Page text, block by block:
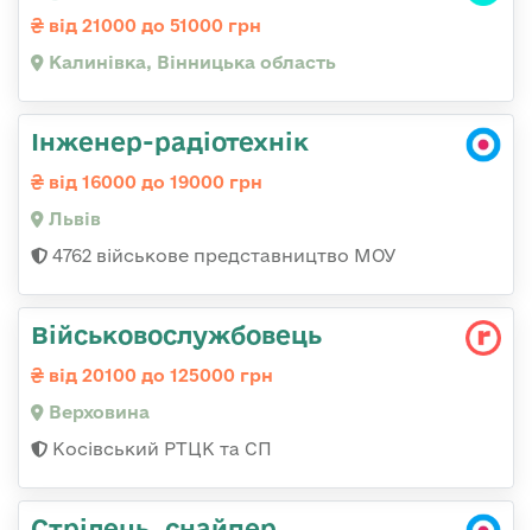
від 21000 до 51000 грн
Калинівка, Вінницька область
Інженер-радіотехнік
від 16000 до 19000 грн
Львів
4762 військове представництво МОУ
Військовослужбовець
від 20100 до 125000 грн
Верховина
Косівський РТЦК та СП